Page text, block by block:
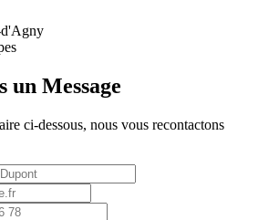
d'Agny
un Message
ci-dessous, nous vous recontactons